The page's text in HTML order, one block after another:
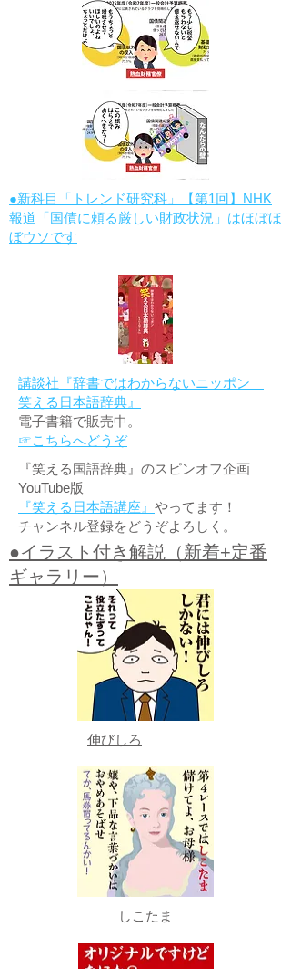
●新科目「トレンド研究科」【第1回】NHK
報道「国債に頼る厳しい財政状況」はほぼほ
ぼウソです
講談社『辞書ではわからないニッポン
笑える日本語辞典』
電子書籍で販売中。
☞こちらへどうぞ
『笑える国語辞典』のスピンオフ企画
YouTube版
『笑える日本語講座』 やってます！
チャンネル登録をどうぞよろしく。
●イラスト付き解説（新着+定番
ギャラリー）
伸びしろ
しこたま